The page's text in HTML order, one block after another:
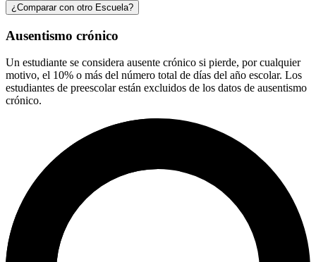
¿Comparar con otro Escuela?
Ausentismo crónico
Un estudiante se considera ausente crónico si pierde, por cualquier
motivo, el 10% o más del número total de días del año escolar. Los
estudiantes de preescolar están excluidos de los datos de ausentismo
crónico.